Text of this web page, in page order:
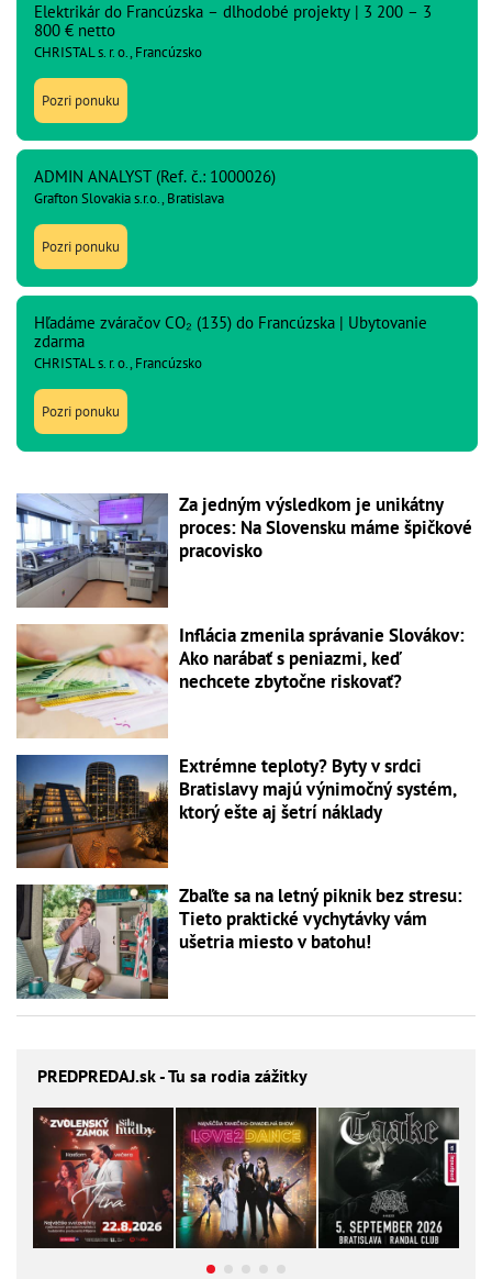
Elektrikár do Francúzska – dlhodobé projekty | 3 200 – 3
800 € netto
CHRISTAL s. r. o., Francúzsko
Pozri ponuku
ADMIN ANALYST (Ref. č.: 1000026)
Grafton Slovakia s.r.o., Bratislava
Pozri ponuku
Hľadáme zváračov CO₂ (135) do Francúzska | Ubytovanie
zdarma
CHRISTAL s. r. o., Francúzsko
Pozri ponuku
Za jedným výsledkom je unikátny
proces: Na Slovensku máme špičkové
pracovisko
Inflácia zmenila správanie Slovákov:
Ako narábať s peniazmi, keď
nechcete zbytočne riskovať?
Extrémne teploty? Byty v srdci
Bratislavy majú výnimočný systém,
ktorý ešte aj šetrí náklady
Zbaľte sa na letný piknik bez stresu:
Tieto praktické vychytávky vám
ušetria miesto v batohu!
PREDPREDAJ.sk - Tu sa rodia zážitky